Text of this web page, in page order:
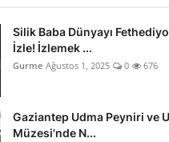
Silik Baba Dünyayı
İzle! İzlemek ...
Gurme Ağustos 1, 2025 0 676
Gaziantep Udma Peyniri ve
Müzesi'nde N...